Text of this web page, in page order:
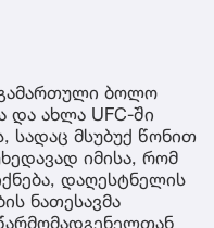
გამართული ბოლო
ახლა UFC-ში
სადაც მსუბუქ წონით
იმისა, რომ
დაღესტნელის
ნათესავმა